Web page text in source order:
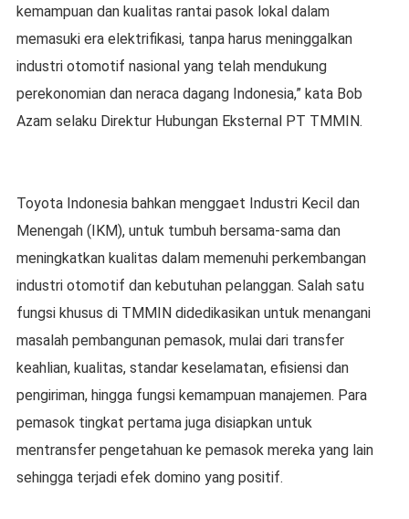
kemampuan dan kualitas rantai pasok lokal dalam
memasuki era elektrifikasi, tanpa harus meninggalkan
industri otomotif nasional yang telah mendukung
perekonomian dan neraca dagang Indonesia,” kata Bob
Azam selaku Direktur Hubungan Eksternal PT TMMIN.
Toyota Indonesia bahkan menggaet Industri Kecil dan
Menengah (IKM), untuk tumbuh bersama-sama dan
meningkatkan kualitas dalam memenuhi perkembangan
industri otomotif dan kebutuhan pelanggan. Salah satu
fungsi khusus di TMMIN didedikasikan untuk menangani
masalah pembangunan pemasok, mulai dari transfer
keahlian, kualitas, standar keselamatan, efisiensi dan
pengiriman, hingga fungsi kemampuan manajemen. Para
pemasok tingkat pertama juga disiapkan untuk
mentransfer pengetahuan ke pemasok mereka yang lain
sehingga terjadi efek domino yang positif.